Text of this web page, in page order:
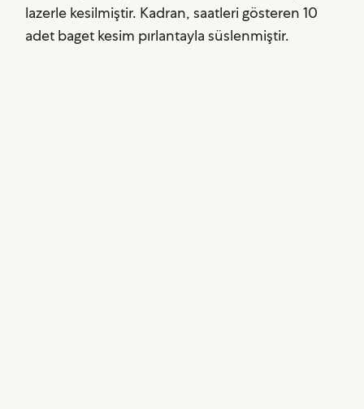
lazerle kesilmiştir. Kadran, saatleri gösteren 10
adet baget kesim pırlantayla süslenmiştir.